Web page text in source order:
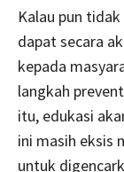
Kalau pun
dapat secara
kepada
langkah
itu, edukasi
ini masih eksis
untuk